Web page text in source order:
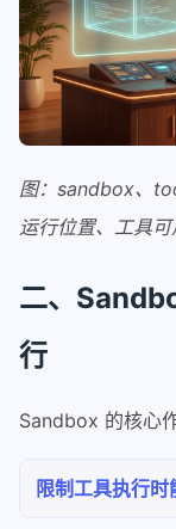
图：sandbox、
运行位置、工具
二、
行
Sandbox 的核心作
限制工具执行时